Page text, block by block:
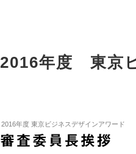
2016年度 東京
2016年度 東京ビジネスデザインアワード